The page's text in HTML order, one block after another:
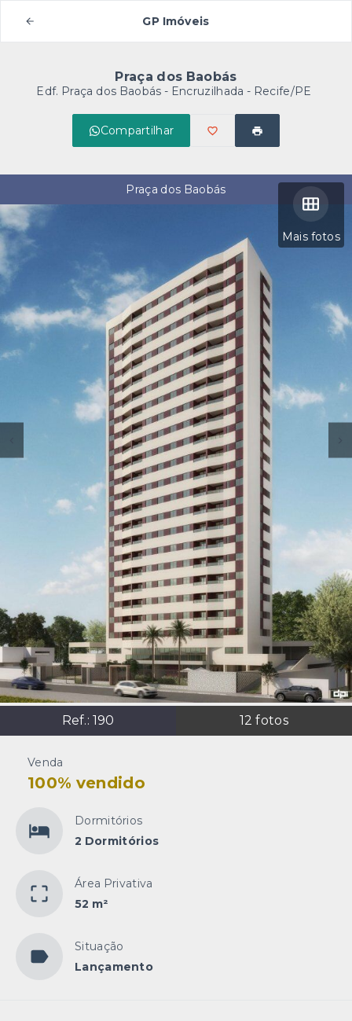
GP Imóveis
Praça dos Baobás
Edf. Praça dos Baobás - Encruzilhada - Recife/PE
Compartilhar
Mais fotos
Ref.: 190 12 fotos
Praça dos Baobás
Venda
100% vendido
Dormitórios
2 Dormitórios
Área Privativa
52 m²
Situação
Lançamento